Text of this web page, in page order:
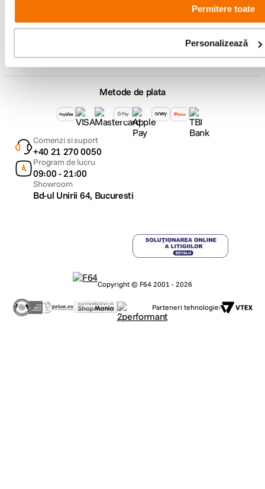
Permitere toate
Personalizează
Urmareste-ne
Metode de plata
Comenzi si suport
+40 21 270 0050
Program de lucru
09:00 - 21:00
Showroom
Bd-ul Unirii 64, Bucuresti
Copyright © F64 2001 - 2026
Parteneri tehnologie: